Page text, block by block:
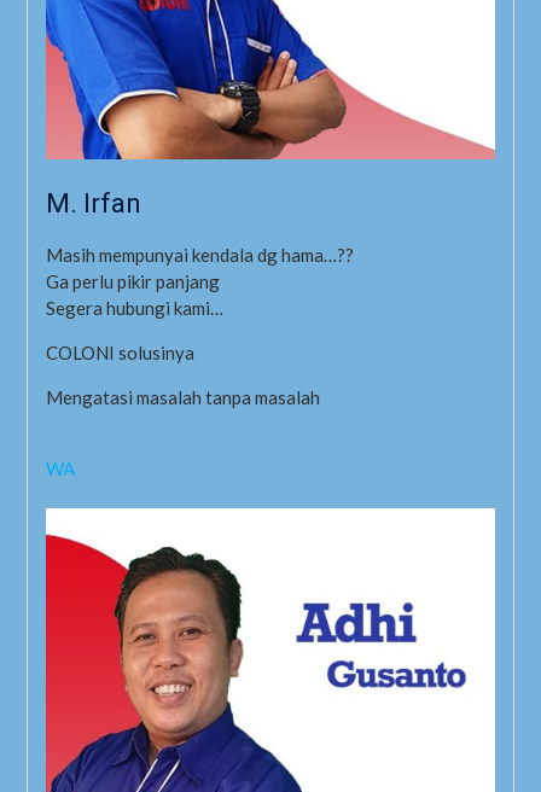
M. Irfan
Masih mempunyai kendala dg hama…??
Ga perlu pikir panjang
Segera hubungi kami…
COLONI solusinya
Mengatasi masalah tanpa masalah
WA